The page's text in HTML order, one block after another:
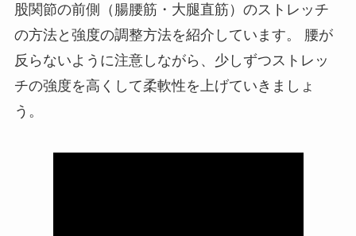
股関節の前側（腸腰筋・大腿直筋）のストレッチ
の方法と強度の調整方法を紹介しています。 腰が
反らないように注意しながら、少しずつストレッ
チの強度を高くして柔軟性を上げていきましょ
う。